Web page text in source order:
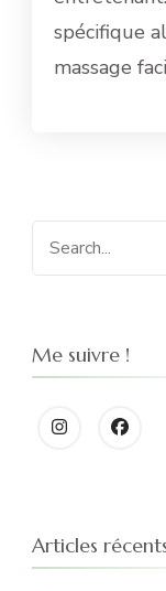
spécifique
massage
Search
for:
Me suivre !
Articles